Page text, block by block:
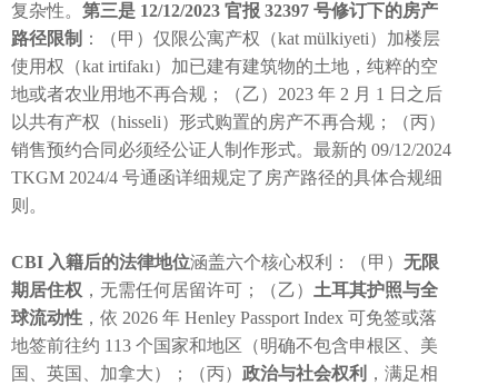
复杂性。 第三是 12/12/2023 官报 32397 号修订下的房产
路径限制 ：（甲）仅限公寓产权（kat mülkiyeti）加楼层
使用权（kat irtifakı）加已建有建筑物的土地，纯粹的空
地或者农业用地不再合规；（乙）2023 年 2 月 1 日之后
以共有产权（hisseli）形式购置的房产不再合规；（丙）
销售预约合同必须经公证人制作形式。最新的 09/12/2024
TKGM 2024/4 号通函详细规定了房产路径的具体合规细
则。
CBI 入籍后的法律地位涵盖六个核心权利：（甲） 无限
期居住权 ，无需任何居留许可；（乙） 土耳其护照与全
球流动性 ，依 2026 年 Henley Passport Index 可免签或落
地签前往约 113 个国家和地区（明确不包含申根区、美
国、英国、加拿大）；（丙） 政治与社会权利 ，满足相